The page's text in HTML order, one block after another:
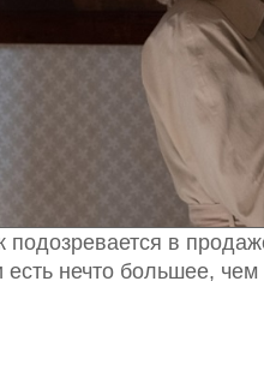
подозревается в
есть нечто большее,